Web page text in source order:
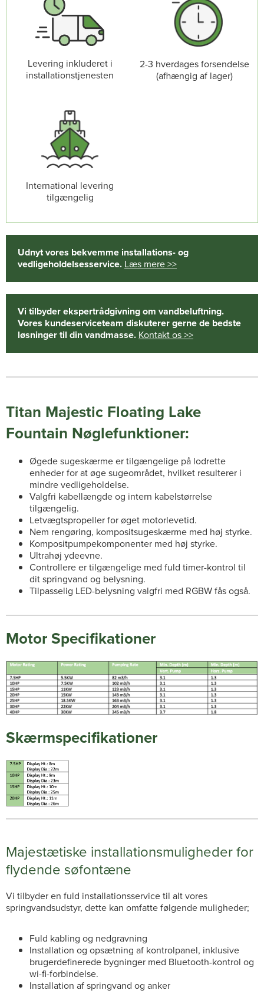
Levering inkluderet i
installationstjenesten
2-3 hverdages forsendelse
(afhængig af lager)
International levering
tilgængelig
Udnyt vores bekvemme installations- og
vedligeholdelsesservice. Læs mere >>
Vi tilbyder ekspertrådgivning om vandbeluftning.
Vores kundeserviceteam diskuterer gerne de bedste
løsninger til din vandmasse. Kontakt os >>
Titan Majestic Floating Lake
Fountain Nøglefunktioner:
Øgede sugeskærme er tilgængelige på lodrette
enheder for at øge sugeområdet, hvilket resulterer i
mindre vedligeholdelse.
Valgfri kabellængde og intern kabelstørrelse
tilgængelig.
Letvægtspropeller for øget motorlevetid.
Nem rengøring, kompositsugeskærme med høj styrke.
Kompositpumpekomponenter med høj styrke.
Ultrahøj ydeevne.
Controllere er tilgængelige med fuld timer-kontrol til
dit springvand og belysning.
Tilpasselig LED-belysning valgfri med RGBW fås også.
Motor Specifikationer
Skærmspecifikationer
Majestætiske installationsmuligheder for
flydende søfontæne
Vi tilbyder en fuld installationsservice til alt vores
springvandsudstyr, dette kan omfatte følgende muligheder;
Fuld kabling og nedgravning
Installation og opsætning af kontrolpanel, inklusive
brugerdefinerede bygninger med Bluetooth-kontrol og
wi-fi-forbindelse.
Installation af springvand og anker